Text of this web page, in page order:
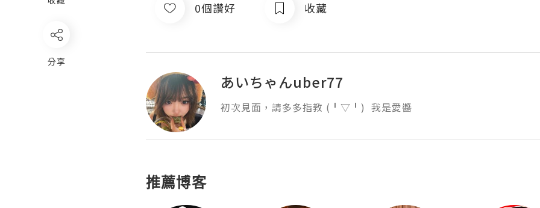
分享
0個讚好 收藏
あいちゃんuber77
初次見面，請多多指教 (╹▽╹)  我是愛醬
推薦博客